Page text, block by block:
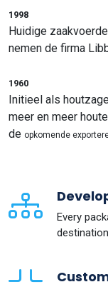
1998
Huidige
nemen de firma
1960
Initieel als
meer en meer
de opkomende
Every